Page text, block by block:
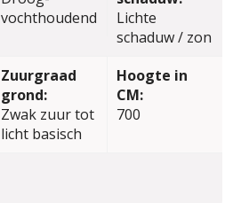
vochthoudend
Lichte
schaduw / zon
Zuurgraad
grond:
Zwak zuur tot
licht basisch
Hoogte in
CM:
700